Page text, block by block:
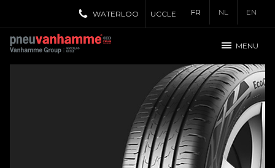
FR NL EN
WATERLOO UCCLE
MENU